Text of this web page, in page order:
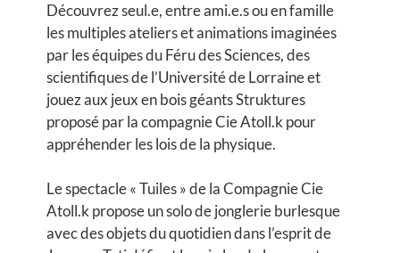
Découvrez seul.e, entre ami.e.s ou en famille
les multiples ateliers et animations imaginées
par les équipes du Féru des Sciences, des
scientifiques de l’Université de Lorraine et
jouez aux jeux en bois géants Struktures
proposé par la compagnie Cie Atoll.k pour
appréhender les lois de la physique.
Le spectacle « Tuiles » de la Compagnie Cie
Atoll.k propose un solo de jonglerie burlesque
avec des objets du quotidien dans l’esprit de